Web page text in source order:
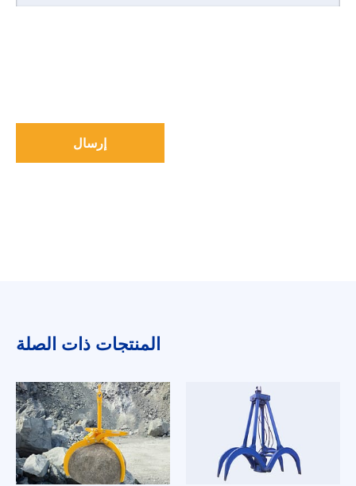
إرسال
المنتجات ذات الصلة